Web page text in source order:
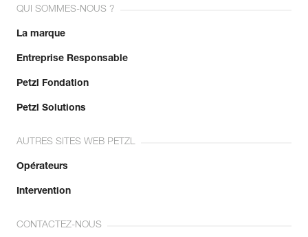
QUI SOMMES-NOUS ?
La marque
Entreprise Responsable
Petzl Fondation
Petzl Solutions
AUTRES SITES WEB PETZL
Opérateurs
Intervention
CONTACTEZ-NOUS